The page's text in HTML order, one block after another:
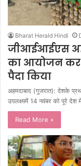
Bharat Herald Hindi
जीआईआईएस
का आयोजन कर
पैदा किया
अहमदाबाद (गुजरात): देशके
उपलक्ष्यमें 14 नवंबर को पूरे देश
Read More »